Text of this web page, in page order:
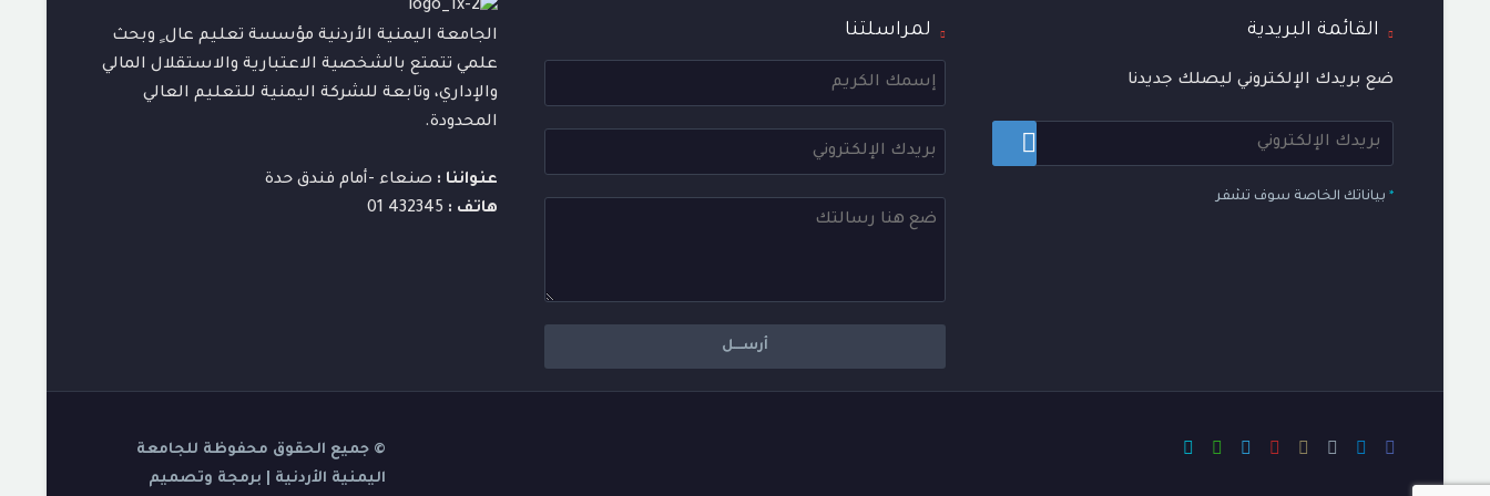
القائمة البريدية
ضع بريدك الإلكتروني ليصلك جديدنا
* بياناتك الخاصة سوف تشفر
لمراسلتنا
الجامعة اليمنية الأردنية مؤسسة تعليم عال ٍ وبحث
علمي تتمتع بالشخصية الاعتبارية والاستقلال المالي
والإداري، وتابعة للشركة اليمنية للتعليم العالي
المحدودة.
عنواننا : صنعاء -أمام فندق حدة
هاتف :
© جميع الحقوق محفوظة للجامعة
اليمنية الأردنية | برمجة وتصميم